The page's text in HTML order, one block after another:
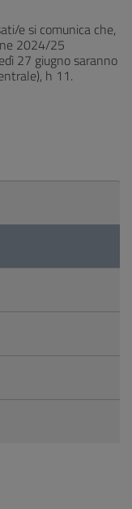
e si comunica che,
2024/25
27 giugno saranno
h 11.